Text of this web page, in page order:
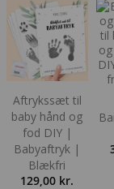
Aftrykssæt til
baby hånd og
fod DIY |
Babyaftryk |
Blækfri
129,00 kr.